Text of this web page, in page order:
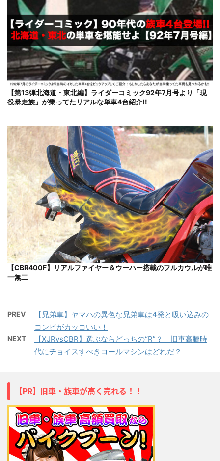
【第13弾北海道・東北編】ライダーコミック92年7月号より「現
役暴走族」が乗ってたリアルな単車4台紹介!!
【CBR400F】リアルファイヤー＆ウーハー搭載のフルカウルが唯
一無二
PREV
【兄弟車】ヤマハの異色な兄弟車は4発と吸い込みの
コンビがカッコいい！
NEXT
【XJRvsCBR】選ぶならどっちの“R”？ 旧車高騰時
代にチョイスすべきコールマシンはどれだ？
【PR】旧車・族車が高く売れる！！